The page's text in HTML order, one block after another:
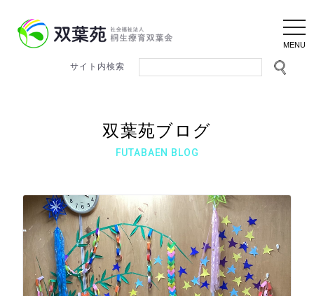
双葉苑ブログ
FUTABAEN BLOG